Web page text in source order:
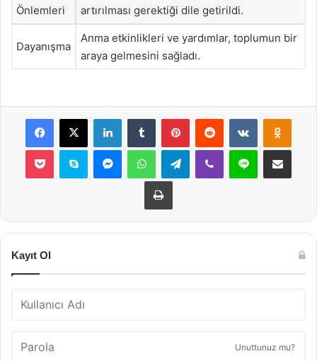
Önlemleri
artırılması gerektiği dile getirildi.
Dayanışma
Anma etkinlikleri ve yardımlar, toplumun bir
araya gelmesini sağladı.
Facebook
X LinkedInTumblr PinterestReddit VKontakte
Pocket Skype MessengerWhatsAppTelegramViber Line E-Posta ile
Yazdır
Kayıt Ol
Unuttunuz mu?